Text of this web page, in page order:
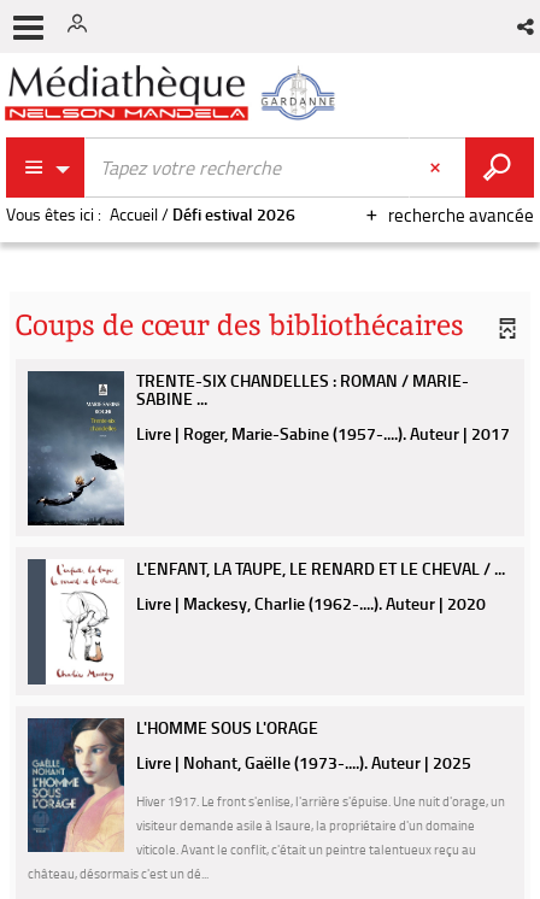
recherche avancée
Vous êtes ici : Accueil/ Défi estival 2026
Coups de cœur des bibliothécaires
TRENTE-SIX CHANDELLES : ROMAN / MARIE-
SABINE ...
Livre | Roger, Marie-Sabine (1957-....). Auteur | 2017
L'ENFANT, LA TAUPE, LE RENARD ET LE CHEVAL / ...
Livre | Mackesy, Charlie (1962-....). Auteur | 2020
L'HOMME SOUS L'ORAGE
Livre | Nohant, Gaëlle (1973-....). Auteur | 2025
Hiver 1917. Le front s'enlise, l'arrière s'épuise. Une nuit d'orage, un
visiteur demande asile à Isaure, la propriétaire d'un domaine
viticole. Avant le conflit, c'était un peintre talentueux reçu au
château, désormais c'est un dé...